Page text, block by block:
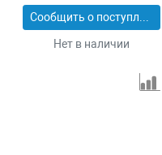
Сообщить о поступлении
Нет в наличии